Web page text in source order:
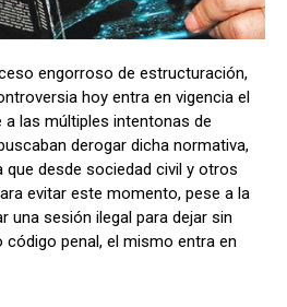
Suscribirse
Suscribirse
engorroso de estructuración,
hoy entra en vigencia el
a las múltiples intentonas de
derogar dicha normativa,
desde sociedad civil y otros
evitar este momento, pese a la
una sesión ilegal para dejar sin
penal, el mismo entra en